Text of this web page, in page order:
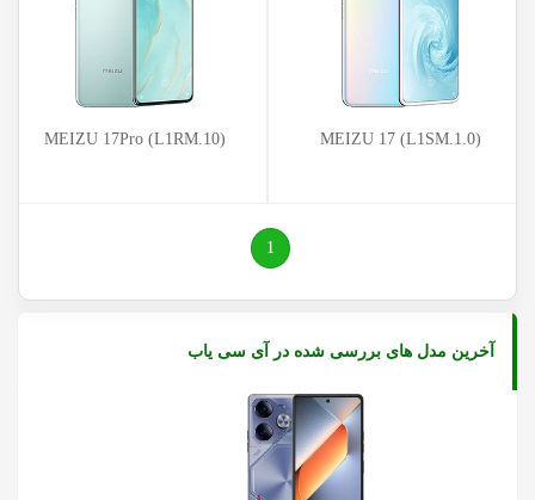
MEIZU 17 (L1SM.1.0)
MEIZU 17Pro (L1RM.10)
1
آخرین مدل های بررسی شده در آی سی یاب